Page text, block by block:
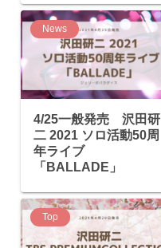
News
4/25一般発売 沢田研
二 2021 ソロ活動50周
年ライブ
「BALLADE」
Top